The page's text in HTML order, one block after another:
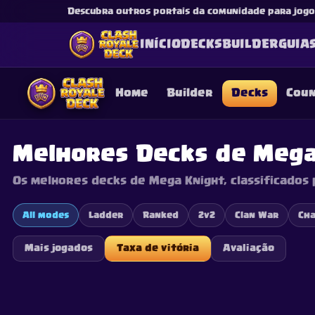
Descubra outros portais da comunidade para
INÍCIODECKSBUILDER
Home Builder Decks
Melhores Decks de
Os melhores decks de Mega Knight,
All modes Ladder Ranked 2v2 Clan War
Mais jogados Taxa de vitória Avaliação
This content is not